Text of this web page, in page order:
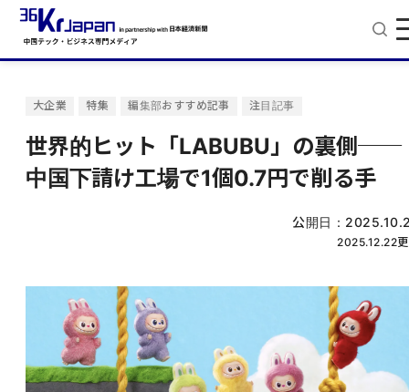
大企業 特集 編集部おすすめ記事 注目記事
世界的ヒット「LABUBU」の裏側──
中国下請け工場で1個0.7円で削る手
公開日：
2025.12.22